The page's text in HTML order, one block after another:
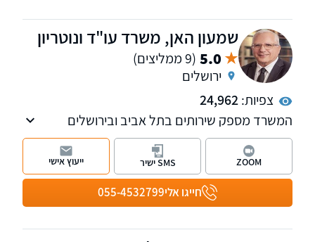
שמעון האן, משרד עו"ד ונוטריון
5.0 (9 ממליצים)
ירושלים
צפיות:24,962
המשרד מספק שירותים בתל אביב ובירושלים
ועוסק במקרקעין, תביעות כספיות, משפט אזרחי
מסחרי, צוואות והסכמי יחסי ממון, הוצאה לפועל
ופשיטות רגל. בנוסף, המשרד
חייגו אלי055-4532799
ZOOM SMS ישיר ייעוץ אישי